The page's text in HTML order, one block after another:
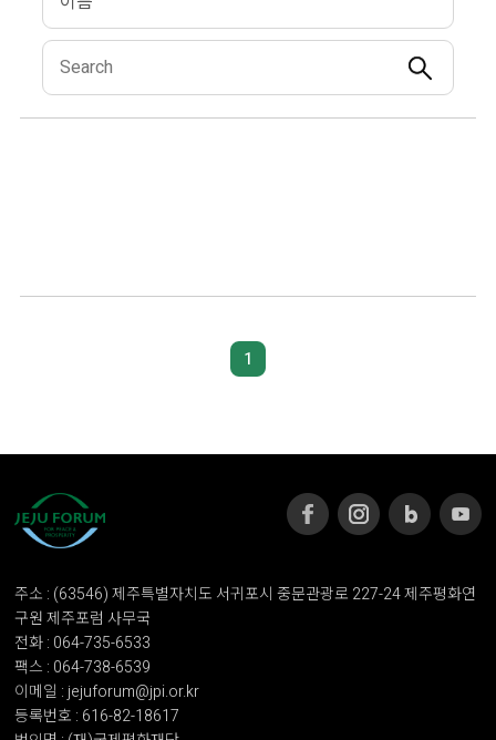
1
주소 : (63546) 제주특별자치도 서귀포시 중문관광로 227-24 제주평화연
구원 제주포럼 사무국
전화 : 064-735-6533
팩스 : 064-738-6539
이메일 : jejuforum@jpi.or.kr
등록번호 : 616-82-18617